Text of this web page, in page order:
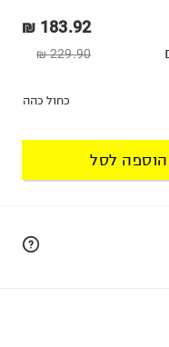
183.92 ₪
229.90 ₪
כחול כהה
הוספה לסל